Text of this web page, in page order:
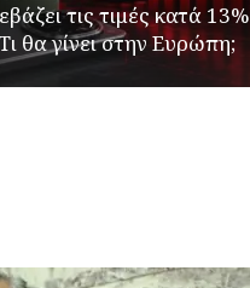
τις τιμές κατά 13%
θα γίνει στην Ευρώπη;